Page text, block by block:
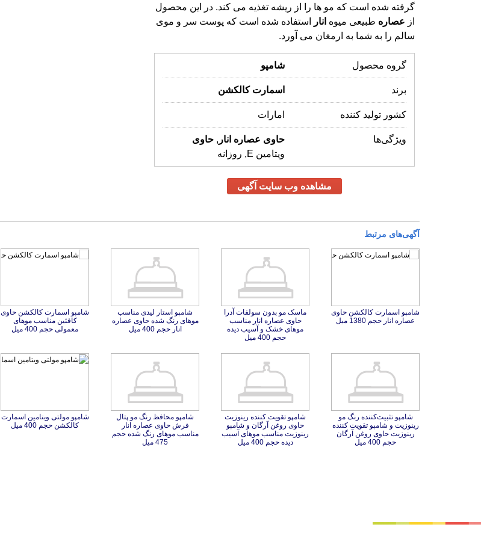
از عصاره طبیعی میوه انار
استفاده شده است که پوست سر و موی
سالم را به شما به ارمغان می آورد.
گروه محصول شامپو
برند اسمارت کالکشن
کشور تولید کننده امارات
ویژگی‌ها حاوی عصاره انار ,حاوی
ویتامین E, روزانه
مشاهده وب سایت آگهی
آگهی‌های مرتبط
شامپو اسمارت کالکشن حاوی
عصاره انار حجم 1380 میل
ماسک مو بدون سولفات آدرا
حاوی عصاره انار مناسب
موهای خشک و آسیب دیده
حجم 400 میل
شامپو استار لیدی مناسب
موهای رنگ شده حاوی عصاره
انار حجم 400 میل
شامپو اسمارت کالکشن حاوی
کافئین مناسب موهای
معمولی حجم 400 میل
شامپو تثبیت‌کننده رنگ مو
رینوزیت و شامپو تقویت کننده
رینوزیت حاوی روغن آرگان
حجم 400 میل
شامپو تقویت کننده رینوزیت
حاوی روغن آرگان و شامپو
رینوزیت مناسب موهای آسیب
دیده حجم 400 میل
شامپو محافظ رنگ مو پتال
فرش حاوی عصاره انار
مناسب موهای رنگ شده حجم
475 میل
شامپو مولتی ویتامین اسمارت
کالکشن حجم 400 میل